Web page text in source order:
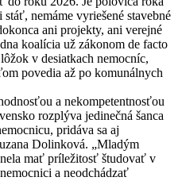
nemáme vyriešené stavebné
ani projekty, ani verejné
koalícia už zákonom de facto
v desiatkach nemocníc,
povedia až po komunálnych
a nekompetentnosťou
rozplýva jedinečná šanca
pridáva sa aj
Dolinková. „Mladým
mať príležitosť študovať v
a neodchádzať